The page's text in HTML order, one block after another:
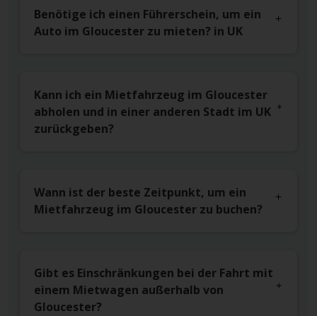
Benötige ich einen Führerschein, um ein
Auto im Gloucester zu mieten? in UK
Kann ich ein Mietfahrzeug im Gloucester
abholen und in einer anderen Stadt im UK
zurückgeben?
Wann ist der beste Zeitpunkt, um ein
Mietfahrzeug im Gloucester zu buchen?
Gibt es Einschränkungen bei der Fahrt mit
einem Mietwagen außerhalb von
Gloucester?